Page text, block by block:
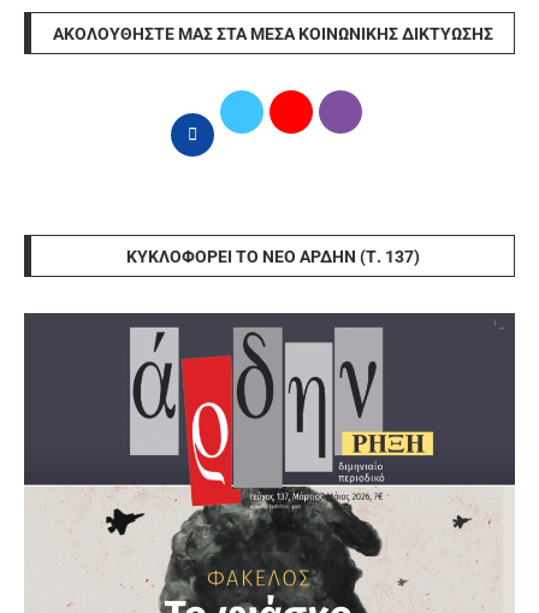
ΑΚΟΛΟΥΘΉΣΤΕ ΜΑΣ ΣΤΑ ΜΈΣΑ ΚΟΙΝΩΝΙΚΉΣ ΔΙΚΤΎΩΣΗΣ
ΚΥΚΛΟΦΟΡΕΊ ΤΟ ΝΈΟ ΆΡΔΗΝ (Τ. 137)